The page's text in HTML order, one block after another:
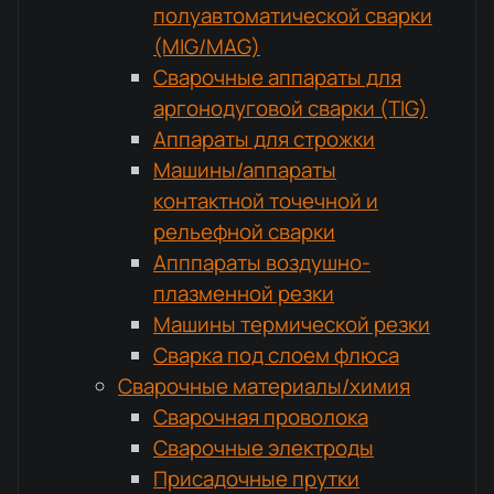
полуавтоматической сварки
(MIG/MAG)
Сварочные аппараты для
аргонодуговой сварки (TIG)
Аппараты для строжки
Машины/аппараты
контактной точечной и
рельефной сварки
Апппараты воздушно-
плазменной резки
Машины термической резки
Сварка под слоем флюса
Сварочные материалы/химия
Сварочная проволока
Сварочные электроды
Присадочные прутки